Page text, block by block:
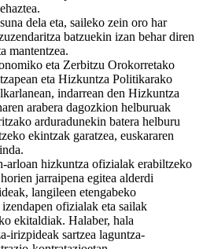
dela eta, saileko zein oro har
batzuekin izan behar diren
mantentzea.
eta Zerbitzu Orokorretako
eta Hizkuntza Politikarako
indarrean den Hizkuntza
arabera dagozkion helburuak
arduradunekin batera helburu
ekintzak garatzea, euskararen
arloan hizkuntza ofizialak erabiltzeko
jarraipena egitea alderdi
langileen etengabeko
ofizialak eta sailak
ekitaldiak. Halaber, hala
irizpideak sartzea laguntza-